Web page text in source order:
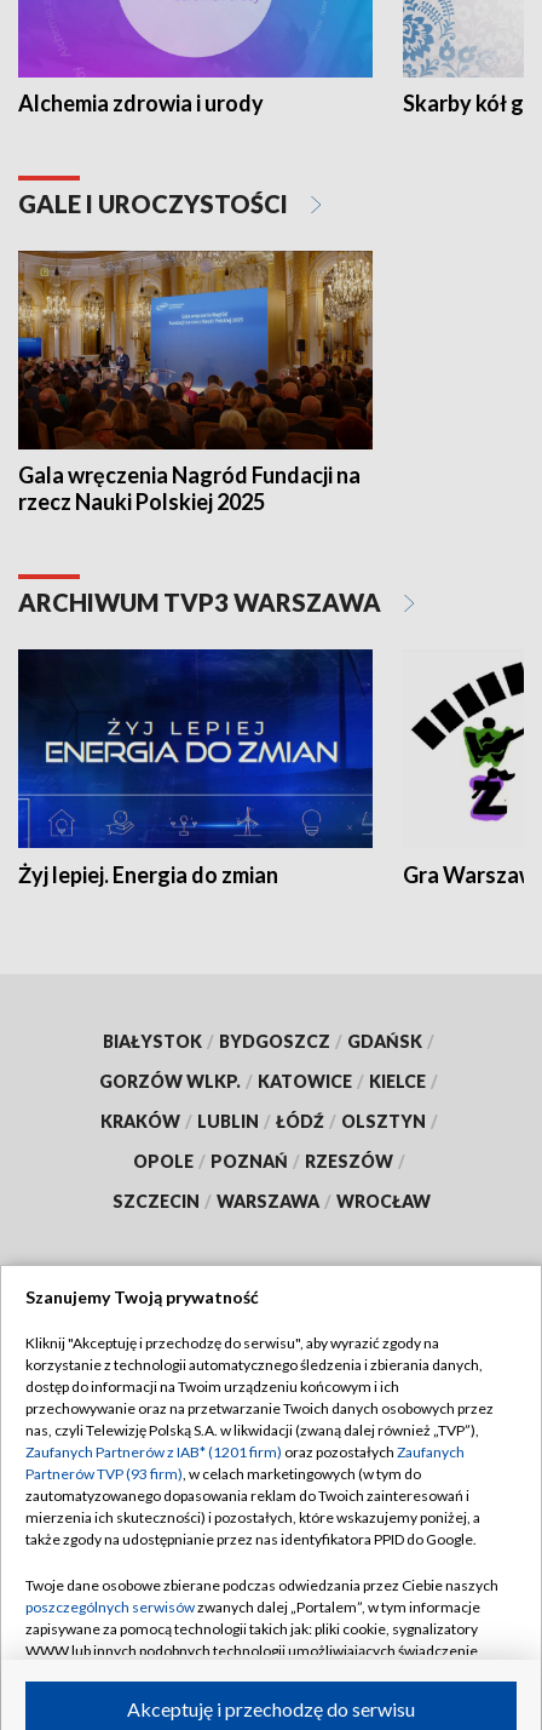
Alchemia zdrowia i urody Skarby kół
GALE I UROCZYSTOŚCI
Gala wręczenia Nagród Fundacji na
rzecz Nauki Polskiej 2025
ARCHIWUM TVP3 WARSZAWA
Żyj lepiej. Energia do zmian Gra
BIAŁYSTOK / BYDGOSZCZ / GDAŃSK /
GORZÓW WLKP. / KATOWICE / KIELCE /
KRAKÓW / LUBLIN / ŁÓDŹ / OLSZTYN /
OPOLE / POZNAŃ / RZESZÓW /
SZCZECIN / WARSZAWA / WROCŁAW
TVP
Abonament TVP
Emisja w TVP
Centrum informacji TVP
Naziemna Telewizja Cyfrowa
Rada Programowa
System NOS
Informacje o nadawcy
Program dla prasy
Regulamin TVP
Polityka prywatności
Moje zgody
Pomoc
Kontakt
Kanały
Szanujemy Twoją prywatność
Kliknij "Akceptuję i przechodzę do serwisu", aby wyrazić zgody na
korzystanie z technologii automatycznego śledzenia i zbierania danych,
dostęp do informacji na Twoim urządzeniu końcowym i ich
przechowywanie oraz na przetwarzanie Twoich danych osobowych przez
nas, czyli Telewizję Polską S.A. w likwidacji (zwaną dalej również „TVP”),
Zaufanych Partnerów z IAB* (1201 firm) oraz pozostałych Zaufanych
Partnerów TVP (93 firm), w celach marketingowych (w tym do
zautomatyzowanego dopasowania reklam do Twoich zainteresowań i
mierzenia ich skuteczności) i pozostałych, które wskazujemy poniżej, a
także zgody na udostępnianie przez nas identyfikatora PPID do Google.
Twoje dane osobowe zbierane podczas odwiedzania przez Ciebie naszych
poszczególnych serwisówzwanych dalej „Portalem”, w tym informacje
zapisywane za pomocą technologii takich jak: pliki cookie, sygnalizatory
WWW lub innych podobnych technologii umożliwiających świadczenie
ruchu w Internecie.Akceptuję i przechodzę do serwisu